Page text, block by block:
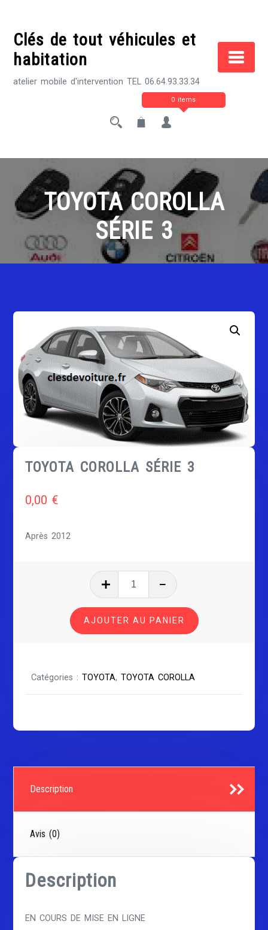
contentClés de tout véhicules et
habitation
atelier mobile d'intervention TEL 06.64.93.33.34
0 items
TOYOTA COROLLA
SÉRIE 3
TOYOTA COROLLA SÉRIE 3
0,00 €
Après 2012
quantité
TOYOTA
COROLLA
SÉRIE
AJOUTER AU PANIER
Catégories :TOYOTA,TOYOTA COROLLA
Description
Avis (0)
Description
EN COURS DE MISE EN LIGNE